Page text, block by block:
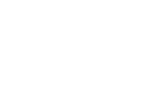
betyder, at